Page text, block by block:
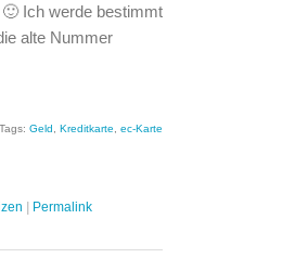
Ich werde bestimmt
alte Nummer
Geld Kreditkarte ec-Karte
| Permalink